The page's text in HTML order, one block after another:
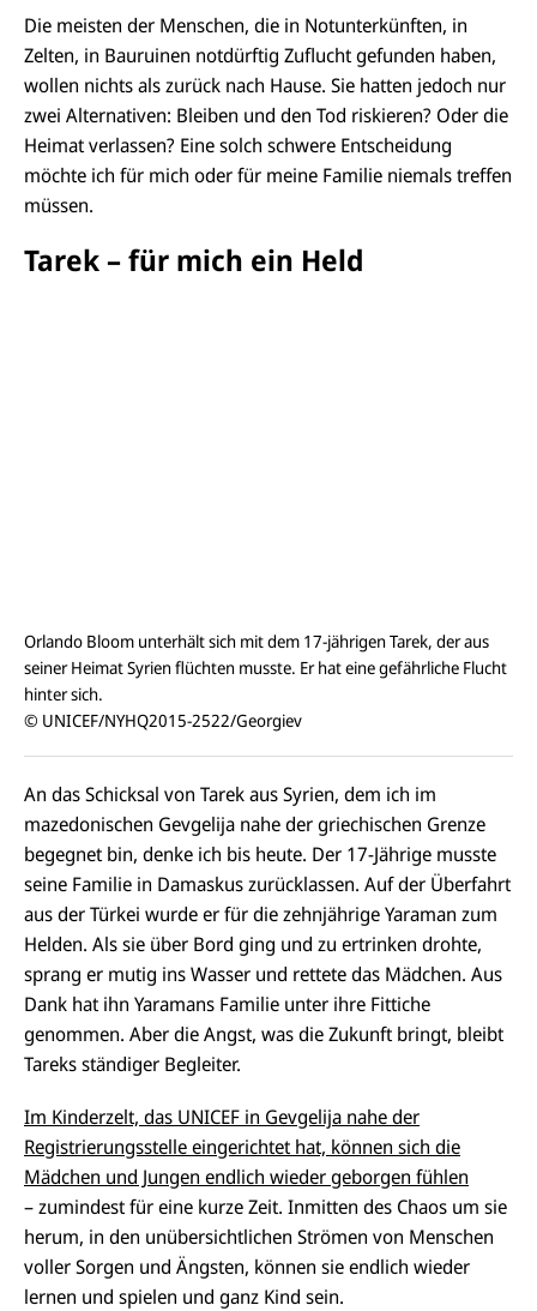
Die meisten der Menschen, die in Notunterkünften, in
Zelten, in Bauruinen notdürftig Zuflucht gefunden haben,
wollen nichts als zurück nach Hause. Sie hatten jedoch nur
zwei Alternativen: Bleiben und den Tod riskieren? Oder die
Heimat verlassen? Eine solch schwere Entscheidung
möchte ich für mich oder für meine Familie niemals treffen
müssen.
Tarek – für mich ein Held
Orlando Bloom unterhält sich mit dem 17-jährigen Tarek, der aus
seiner Heimat Syrien flüchten musste. Er hat eine gefährliche Flucht
hinter sich.
© UNICEF/NYHQ2015-2522/Georgiev
An das Schicksal von Tarek aus Syrien, dem ich im
mazedonischen Gevgelija nahe der griechischen Grenze
begegnet bin, denke ich bis heute. Der 17-Jährige musste
seine Familie in Damaskus zurücklassen. Auf der Überfahrt
aus der Türkei wurde er für die zehnjährige Yaraman zum
Helden. Als sie über Bord ging und zu ertrinken drohte,
sprang er mutig ins Wasser und rettete das Mädchen. Aus
Dank hat ihn Yaramans Familie unter ihre Fittiche
genommen. Aber die Angst, was die Zukunft bringt, bleibt
Tareks ständiger Begleiter.
Im Kinderzelt, das UNICEF in Gevgelija nahe der
Registrierungsstelle eingerichtet hat, können sich die
Mädchen und Jungen endlich wieder geborgen fühlen
– zumindest für eine kurze Zeit. Inmitten des Chaos um sie
herum, in den unübersichtlichen Strömen von Menschen
voller Sorgen und Ängsten, können sie endlich wieder
lernen und spielen und ganz Kind sein.